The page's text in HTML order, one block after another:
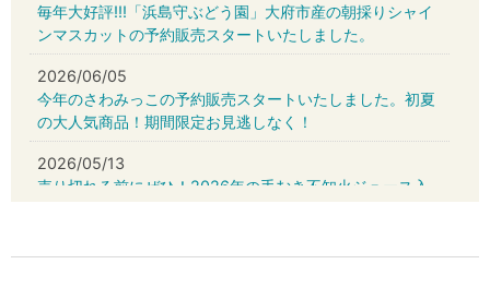
毎年大好評!!!「浜島守ぶどう園」大府市産の朝採りシャイ
ンマスカットの予約販売スタートいたしました。
2026/06/05
今年のさわみっこの予約販売スタートいたしました。初夏
の大人気商品！期間限定お見逃しなく！
2026/05/13
売り切れる前にぜひ！2026年の手むき不知火ジュース入